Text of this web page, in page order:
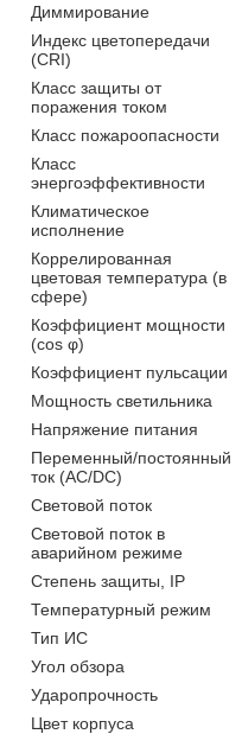
Диммирование
Индекс цветопередачи
(CRI)
Класс защиты от
поражения током
Класс пожароопасности
Класс
энергоэффективности
Климатическое
исполнение
Коррелированная
цветовая температура (в
сфере)
Коэффициент мощности
(cos φ)
Коэффициент пульсации
Мощность светильника
Напряжение питания
Переменный/постоянный
ток (AC/DC)
Световой поток
Световой поток в
аварийном режиме
Степень защиты, IP
Температурный режим
Тип ИС
Угол обзора
Ударопрочность
Цвет корпуса